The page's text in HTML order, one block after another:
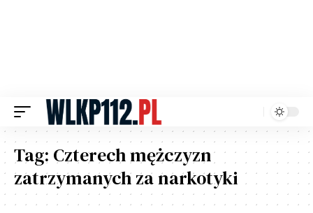
Tag: Czterech mężczyzn
zatrzymanych za narkotyki